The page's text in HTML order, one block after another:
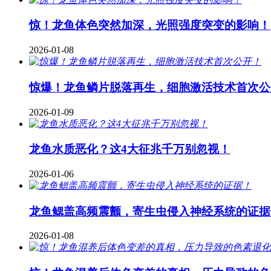
惊！龙鱼体色突然加深，光照强度突变的影响！
2026-01-08
惊爆！龙鱼鳞片脱落再生，细胞激活技术首次
2026-01-09
龙鱼水质恶化？这4大征兆千万别忽视！
2026-01-06
龙鱼鳃盖高频震颤，寄生虫侵入神经系统的证
2026-01-08